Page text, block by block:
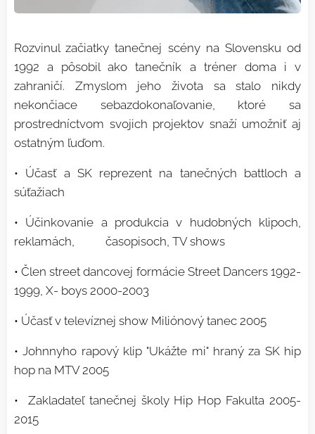
Rozvinul začiatky tanečnej scény na Slovensku od
1992 a pôsobil ako tanečník a tréner doma i v
zahraničí. Zmyslom jeho života sa stalo nikdy
nekončiace sebazdokonaľovanie, ktoré sa
prostredníctvom svojich projektov snaží umožniť aj
ostatným ľuďom.
• Účasť a SK reprezent na tanečných battloch a
súťažiach
• Účinkovanie a produkcia v hudobných klipoch,
reklamách, časopisoch, TV shows
• Člen street dancovej formácie Street Dancers 1992-
1999, X- boys 2000-2003
• Účasť v televíznej show Miliónový tanec 2005
• Johnnyho rapový klip "Ukážte mi" hraný za SK hip
hop na MTV 2005
• Zakladateľ tanečnej školy Hip Hop Fakulta 2005-
2015